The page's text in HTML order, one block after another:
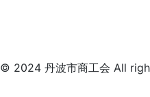
© 2024 丹波市商工会 All